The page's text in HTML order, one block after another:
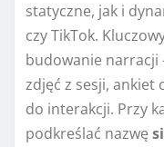
statyczne, jak i
czy TikTok.
budowanie narracji
zdjęć z sesji, ankiet
do interakcji. Przy
podkreślać nazwę